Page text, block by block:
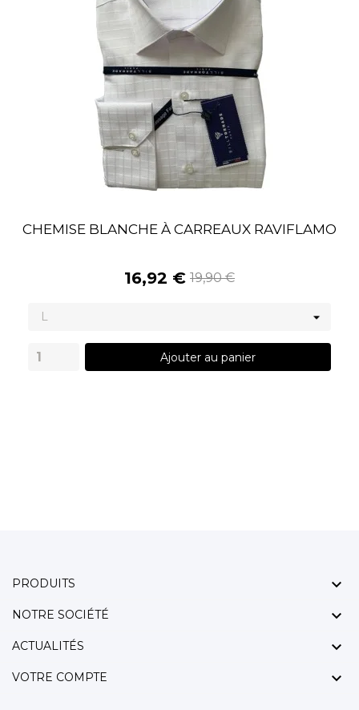
CHEMISE BLANCHE À CARREAUX RAVIFLAMO
16,92 € 19,90 €
Ajouter au panier
PRODUITS 
NOTRE SOCIÉTÉ 
ACTUALITÉS 
VOTRE COMPTE 